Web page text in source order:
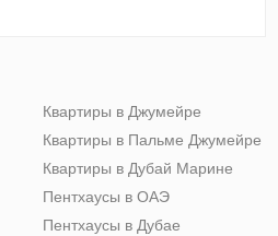
Квартиры в Джумейре
Квартиры в Пальме Джумейре
Квартиры в Дубай Марине
Пентхаусы в ОАЭ
Пентхаусы в Дубае